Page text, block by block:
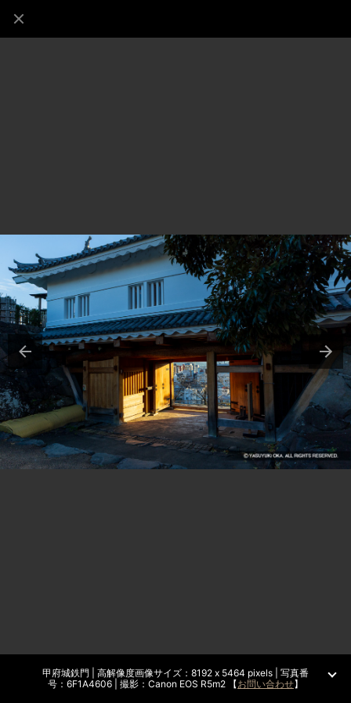
甲府城鉄門 | 高解像度画像サイズ：8192 x 5464 pixels | 写真番
号：6F1A4606 | 撮影：Canon EOS R5m2 【お問い合わせ】